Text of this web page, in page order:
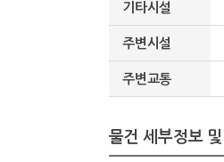
기타시설
주변시설
주변교통
물건 세부정보